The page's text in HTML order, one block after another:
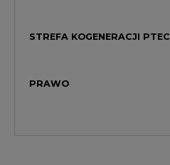
STREFA KOGENERACJI PTEC
PRAWO